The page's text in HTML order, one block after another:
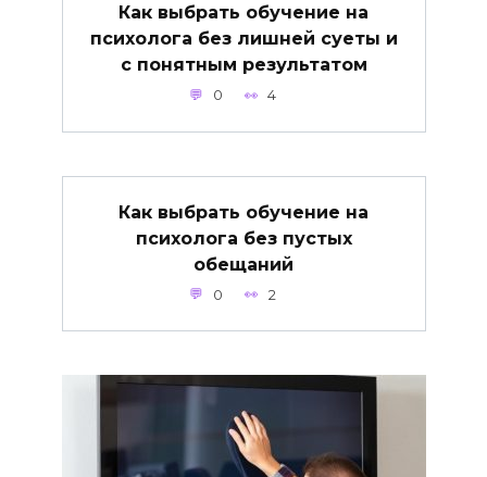
Как выбрать обучение на
психолога без лишней суеты и
с понятным результатом
0 4
Как выбрать обучение на
психолога без пустых
обещаний
0 2